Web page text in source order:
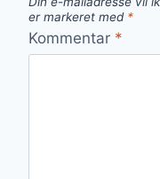
er markeret med *
Kommentar *